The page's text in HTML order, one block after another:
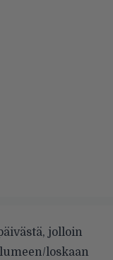
jolloin
loskaan